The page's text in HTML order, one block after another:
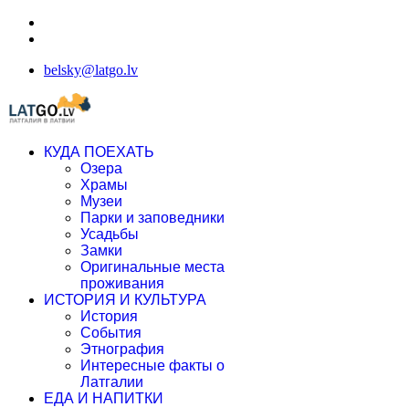
belsky@latgo.lv
КУДА ПОЕХАТЬ
Озера
Храмы
Музеи
Парки и заповедники
Усадьбы
Замки
Оригинальные места
проживания
ИСТОРИЯ И КУЛЬТУРА
История
События
Этнография
Интересные факты о
Латгалии
ЕДА И НАПИТКИ